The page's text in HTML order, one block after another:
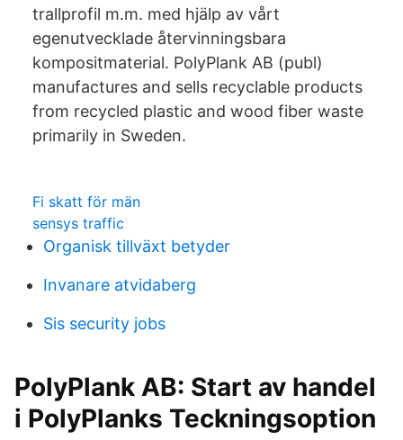
trallprofil m.m. med hjälp av vårt
egenutvecklade återvinningsbara
kompositmaterial. PolyPlank AB (publ)
manufactures and sells recyclable products
from recycled plastic and wood fiber waste
primarily in Sweden.
Fi skatt för män
sensys traffic
Organisk tillväxt betyder
Invanare atvidaberg
Sis security jobs
PolyPlank AB: Start av handel
i PolyPlanks Teckningsoption